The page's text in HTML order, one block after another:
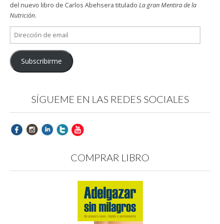
del nuevo libro de Carlos Abehsera titulado La gran Mentira de la
Nutrición.
Dirección
de
email
Subscribirme
SÍGUEME EN LAS REDES SOCIALES
COMPRAR LIBRO